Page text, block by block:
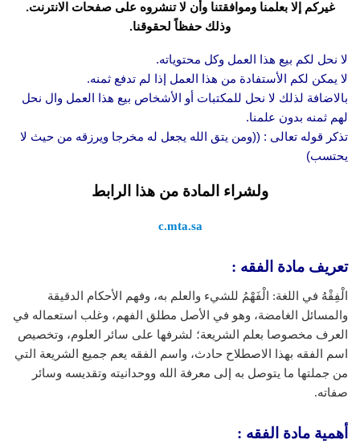
غيركم إلا بعلمنا وموافقتنا وأن لا تنشروه على صفحات الانترنت.
وذلك حفظاً لحقوقنا.
لا نحل لكم بيع هذا العمل وكل محتوياته.
لا يمكن لكم الأستفادة من هذا العمل إذا لم تدفع ثمنه.
بالاضافة لذلك لا نحل للمكتبات أو الأشخاص بيع هذا العمل وال نحل
لهم ثمنه بدون علمنا.
تذكر قوله تعالى : ((ومن يتق الله يجعل له مخرجا ويرزقه من حيث لا
يحتسب)
ولشراء المادة من هذا الرابط
c.mta.sa
تعريف مادة الفقه :
الْفِقْهُ في اللغة: الْفَهْمُ للشيء والعلم به، وفهم الأحكام الدقيقة
والمسائل الغامضة، وهو في الأصل مطلق الفهم، وغلب استعماله في
العرف مخصوصا بعلم الشريعة؛ لشرفها على سائر العلوم، وتخصيص
اسم الفقه بهذا الاصطلاح حادث، واسم الفقه يعم جميع الشريعة التي
من جملتها ما يتوصل به إلى معرفة الله ووحدانيته وتقديسه وسائر
صفاته.
أهمية مادة الفقه :